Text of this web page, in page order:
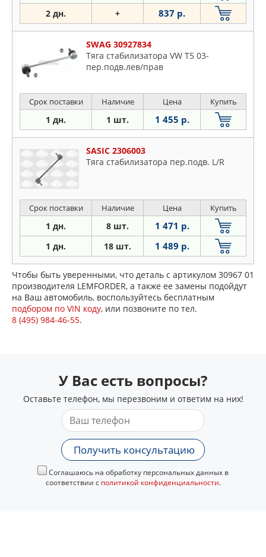
2 дн. + 837 р.
SWAG 30927834
Тяга стабилизатора VW T5 03-
пер.подв.лев/прав
Срок поставки Наличие Цена Купить
1 дн. 1 шт. 1 455 р.
SASIC 2306003
Тяга стабилизатора пер.подв. L/R
Срок поставки Наличие Цена Купить
1 дн. 8 шт. 1 471 р.
1 дн. 18 шт. 1 489 р.
Чтобы быть уверенными, что деталь с артикулом 30967 01
производителя LEMFORDER, а также ее замены подойдут
на Ваш автомобиль, воспользуйтесь бесплатным
подбором по VIN коду, или позвоните по тел.
8 (495) 984-46-55.
У Вас есть вопросы?
Оставьте телефон, мы перезвоним и ответим на них!
Получить консультацию
Соглашаюсь на обработку персональных данных в
соответствии с политикой конфиденциальности.